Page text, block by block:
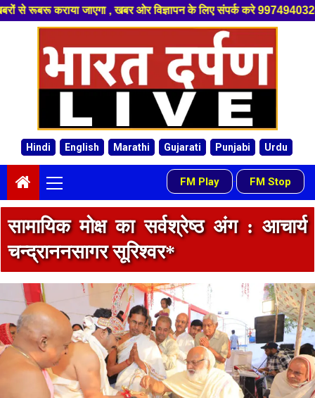
के लिए संपर्क करे 9974940324 8955950335 ,हमारे यूट्यूब
Hindi English Marathi Gujarati Punjabi Urdu
Menu
FM Play - FM Stop
सामायिक मोक्ष का सर्वश्रेष्ठ अंग : आचार्य
चन्द्राननसागर सूरिश्वर*